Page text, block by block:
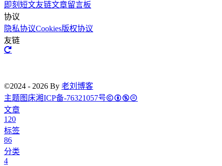
即刻短文友链文章留言板
协议
隐私协议Cookies版权协议
友链
©2024 - 2026 By 老刘博客
主题 图床湘ICP备-76321057号
文章
120
标签
86
分类
4